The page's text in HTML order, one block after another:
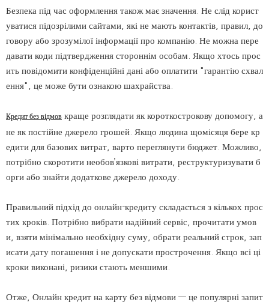
Безпека під час оформлення також має значення. Не слід корист
уватися підозрілими сайтами, які не мають контактів, правил, до
говору або зрозумілої інформації про компанію. Не можна пере
давати коди підтвердження стороннім особам. Якщо хтось прос
ить повідомити конфіденційні дані або оплатити "гарантію схвал
ення", це може бути ознакою шахрайства.
Кредит без відмов краще розглядати як короткострокову допомогу, а
не як постійне джерело грошей. Якщо людина щомісяця бере кр
едити для базових витрат, варто переглянути бюджет. Можливо,
потрібно скоротити необов’язкові витрати, реструктуризувати б
орги або знайти додаткове джерело доходу.
Правильний підхід до онлайн-кредиту складається з кількох прос
тих кроків. Потрібно вибрати надійний сервіс, прочитати умов
и, взяти мінімально необхідну суму, обрати реальний строк, зап
исати дату погашення і не допускати прострочення. Якщо всі ці
кроки виконані, ризики стають меншими.
Отже, Онлайн кредит на карту без відмови — це популярні запит